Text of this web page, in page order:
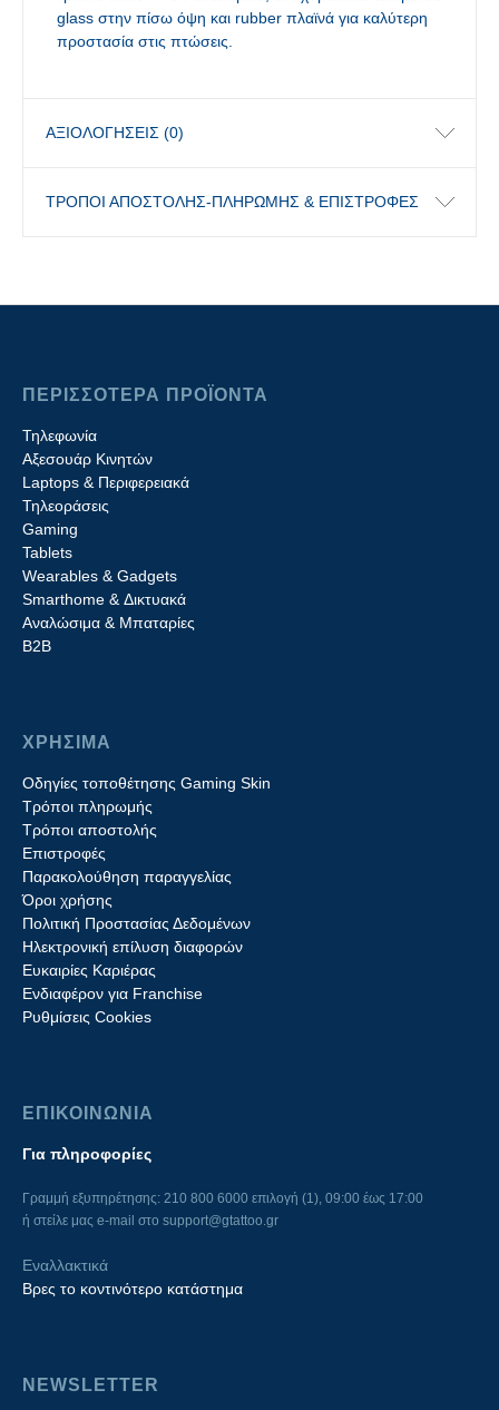
glass στην πίσω όψη και rubber πλαϊνά για καλύτερη
προστασία στις πτώσεις.
ΑΞΙΟΛΟΓΉΣΕΙΣ (0)
ΤΡΟΠΟΙ ΑΠΟΣΤΟΛΗΣ-ΠΛΗΡΩΜΗΣ & ΕΠΙΣΤΡΟΦΕΣ
ΠΕΡΙΣΣΟΤΕΡΑ ΠΡΟΪΟΝΤΑ
Τηλεφωνία
Αξεσουάρ Κινητών
Laptops & Περιφερειακά
Τηλεοράσεις
Gaming
Tablets
Wearables & Gadgets
Smarthome & Δικτυακά
Aναλώσιμα & Μπαταρίες
Β2B
ΧΡΗΣΙΜΑ
Οδηγίες τοποθέτησης Gaming Skin
Τρόποι πληρωμής
Τρόποι αποστολής
Επιστροφές
Παρακολούθηση παραγγελίας
Όροι χρήσης
Πολιτική Προστασίας Δεδομένων
Ηλεκτρονική επίλυση διαφορών
Ευκαιρίες Καριέρας
Ενδιαφέρον για Franchise
Ρυθμίσεις Cookies
ΕΠΙΚΟΙΝΩΝΙΑ
Για πληροφορίες
Γραμμή εξυπηρέτησης: 210 800 6000 επιλογή (1), 09:00 έως 17:00
ή στείλε μας e-mail στο support@gtattoo.gr
Εναλλακτικά
Βρες το κοντινότερο κατάστημα
NEWSLETTER